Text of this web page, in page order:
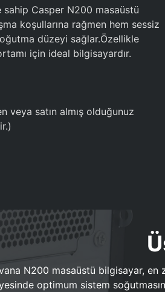
Casper N200 masaüstü
koşullarına rağmen hem sessiz
düzeyi sağlar.Özellikle
için ideal bilgisayardır.
veya satın almış olduğunuz
N200 masaüstü bilgisayar, en
optimum sistem